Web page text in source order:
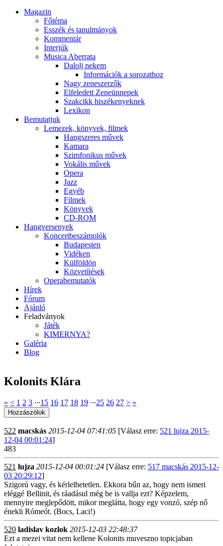
Magazin
Főtéma
Esszék és tanulmányok
Kommentár
Interjúk
Musica Aberrata
Dalolj nekem
Információk a sorozathoz
Nagy zeneszerzők
Elfeledett Zeneünnepek
Szakcikk hiszékenyeknek
Lexikon
Bemutatjuk
Lemezek, könyvek, filmek
Hangszeres művek
Kamara
Szimfonikus művek
Vokális művek
Opera
Jazz
Egyéb
Filmek
Könyvek
CD-ROM
Hangversenyek
Koncertbeszámolók
Budapesten
Vidéken
Külföldön
Közvetítések
Operabemutatók
Hírek
Fórum
Ajánló
Feladványok
Játék
KIMERNYA?
Galéria
Blog
Kolonits Klára
« < 1 2 3 ∙∙∙15 16 17 18 19 ∙∙∙25 26 27 > »
522 macskás 2015-12-04 07:41:05 [Válasz erre: 521 lujza 2015-
12-04 00:01:24]
483
521 lujza 2015-12-04 00:01:24 [Válasz erre: 517 macskás 2015-12-
03 20:29:12]
Szigorú vagy, és kérlelhetetlen. Ekkora bűn az, hogy nem ismeri
eléggé Bellinit, és ráadásul még be is vallja ezt? Képzelem,
mennyire meglepődött, mikor meglátta, hogy egy vonzó, szép nő
énekli Rómeót. (Bocs, Laci!)
520 ladislav kozlok 2015-12-03 22:48:37
Ezt a mezei vitat nem kellene Kolonits muveszno topicjaban